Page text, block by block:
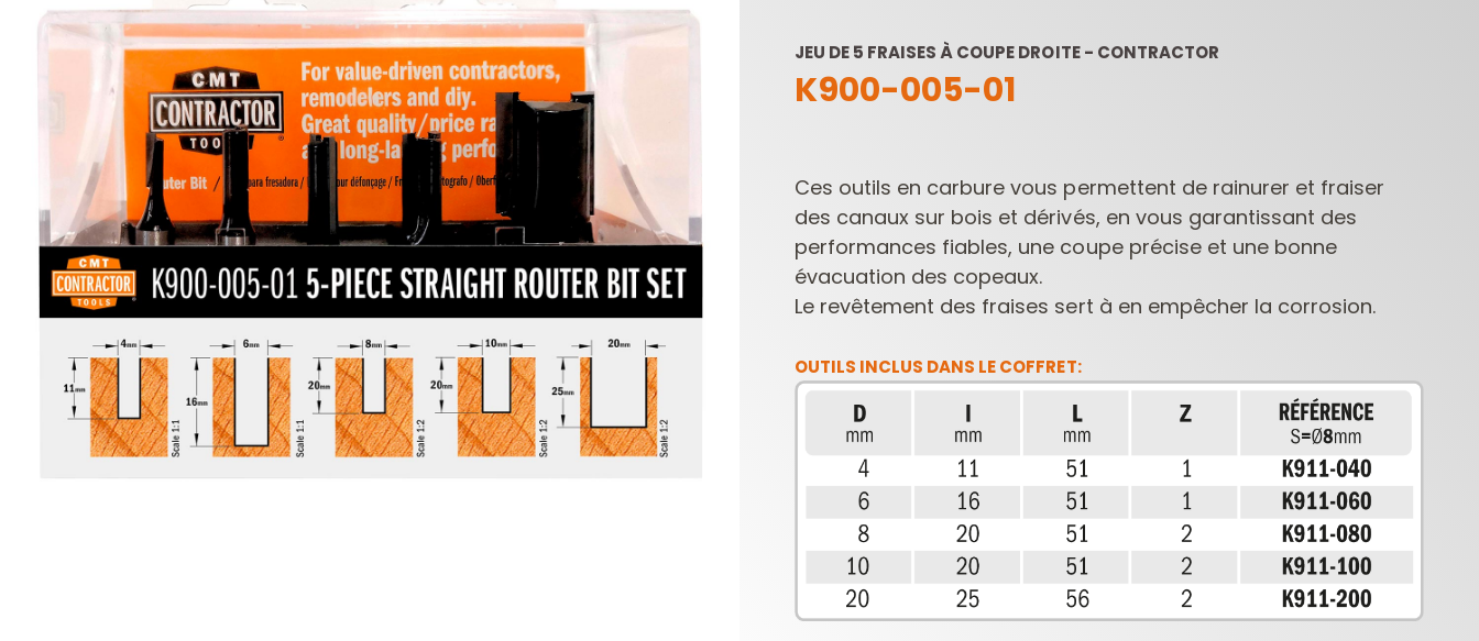
LAMES CIRCULAIRES
INDUSTRIELLES
LAMES CIRCULAIRES
CMT CONTRACTOR
TOOLS® - ITK PLUS®
LAMES POUR SCIE
SAUTEUSE
LAMES DE SCIES
SABRES
ACCESSOIRES POUR
OUTILS
MULTIFONCTIONS
PLAQUETTES
RÉVERSIBLES ET
PORTE-OUTILS
FRAISES
INDUSTRIELLES POUR
COFFRETS DE
FRAISES POUR
DÉFONCEUSES
MANDRINS ET
FRAISES POUR
FRAISES POUR
DÉFONCEUSES
CONTRACTOR
MÈCHES POUR
PERCEUSES
JEU DE 5 FRAISES À COUPE DROITE - CONTRACTOR
K900-005-01
Ces outils en carbure vous permettent de rainurer et fraiser
des canaux sur bois et dérivés, en vous garantissant des
performances fiables, une coupe précise et une bonne
évacuation des copeaux.
Le revêtement des fraises sert à en empêcher la corrosion.
OUTILS INCLUS DANS LE COFFRET: